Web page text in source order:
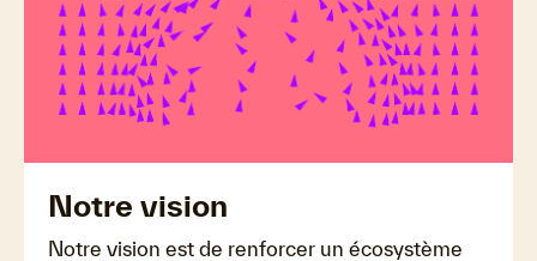
Notre vision
Notre vision est de renforcer un écosystème